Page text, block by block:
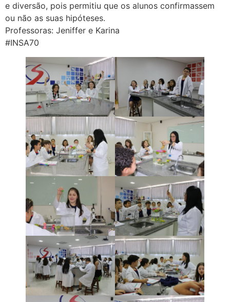
e diversão, pois permitiu que os alunos confirmassem
ou não as suas hipóteses.
Professoras: Jeniffer e Karina
#INSA70